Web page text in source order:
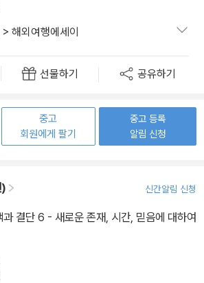
> 해외여행에세이
선물하기 공유하기
중고
회원에게 팔기
중고 등록
알림 신청
신간알림 신청
과 결단 6 - 새로운 존재, 시간, 믿음에 대하여